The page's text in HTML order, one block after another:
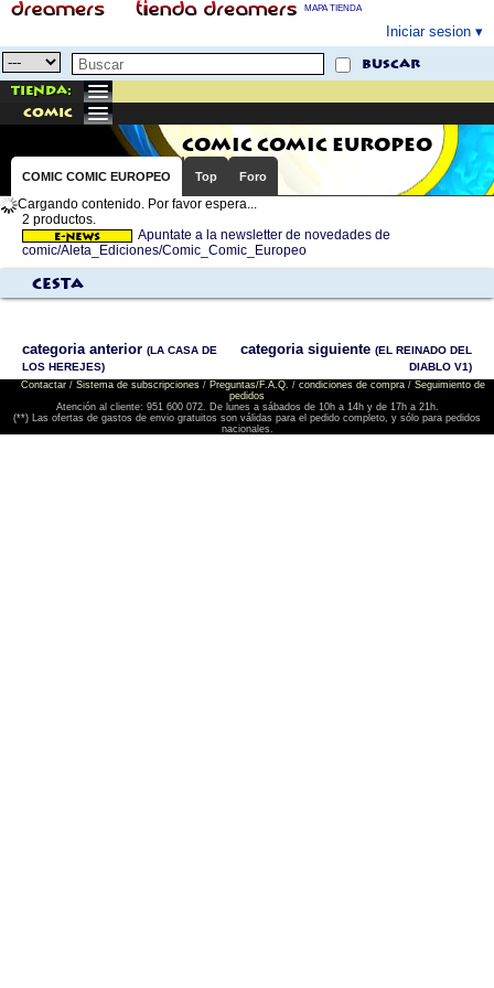
MAPA TIENDA
Iniciar sesion
buscar
Tienda:
comic
COMIC COMIC EUROPEO
COMIC COMIC EUROPEO Top Foro
Cargando contenido. Por favor espera...
2 productos.
Apuntate a la newsletter de novedades de
comic/Aleta_Ediciones/Comic_Comic_Europeo
Cesta
categoria anterior (LA CASA DE
LOS HEREJES)
categoria siguiente (EL REINADO DEL
DIABLO V1)
Contactar/ Sistema de subscripciones/ Preguntas/F.A.Q. / condiciones de compra/ Seguimiento de
pedidos
Atención al cliente: 951 600 072. De lunes a sábados de 10h a 14h y de 17h a 21h.
(**) Las ofertas de gastos de envio gratuitos son válidas para el pedido completo, y sólo para pedidos
nacionales.